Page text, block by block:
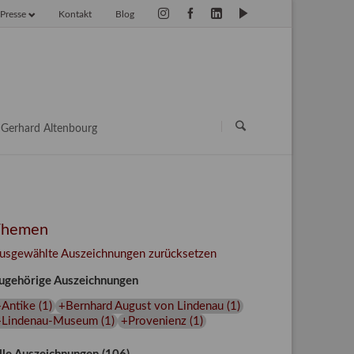
Blog
Kontakt
Presse
Gerhard Altenbourg
Auszeichnungen zurücksetzen
Auszeichnungen
(1 ) +Bernhard August von Lindenau(1 )
Museum(1 ) +Provenienz(1 )